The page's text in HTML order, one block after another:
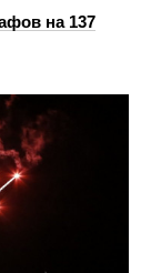
на 137